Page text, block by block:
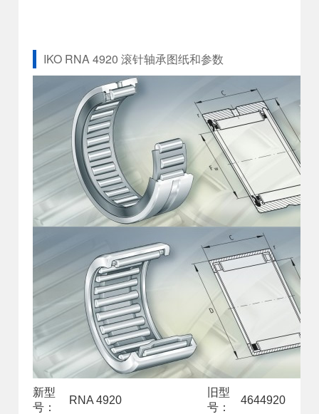
IKO RNA 4920 滚针轴承图纸和参数
新型
号：
RNA 4920
旧型
号：
4644920